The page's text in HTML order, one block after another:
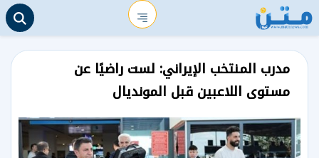
مدرب المنتخب الإيراني: لست راضيًا عن
مستوى اللاعبين قبل المونديال